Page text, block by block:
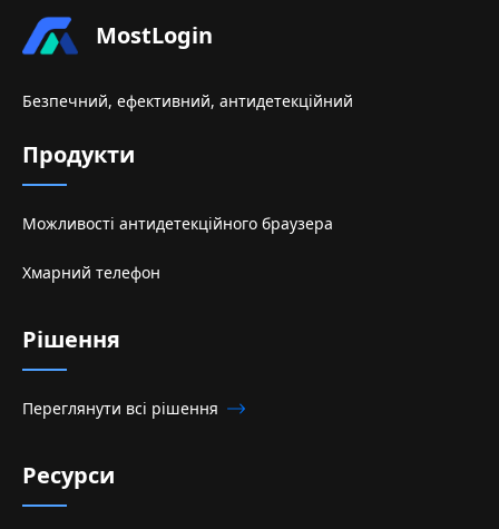
MostLogin
Безпечний, ефективний, антидетекційний
Продукти
Можливості антидетекційного браузера
Хмарний телефон
Рішення
Переглянути всі рішення
Ресурси